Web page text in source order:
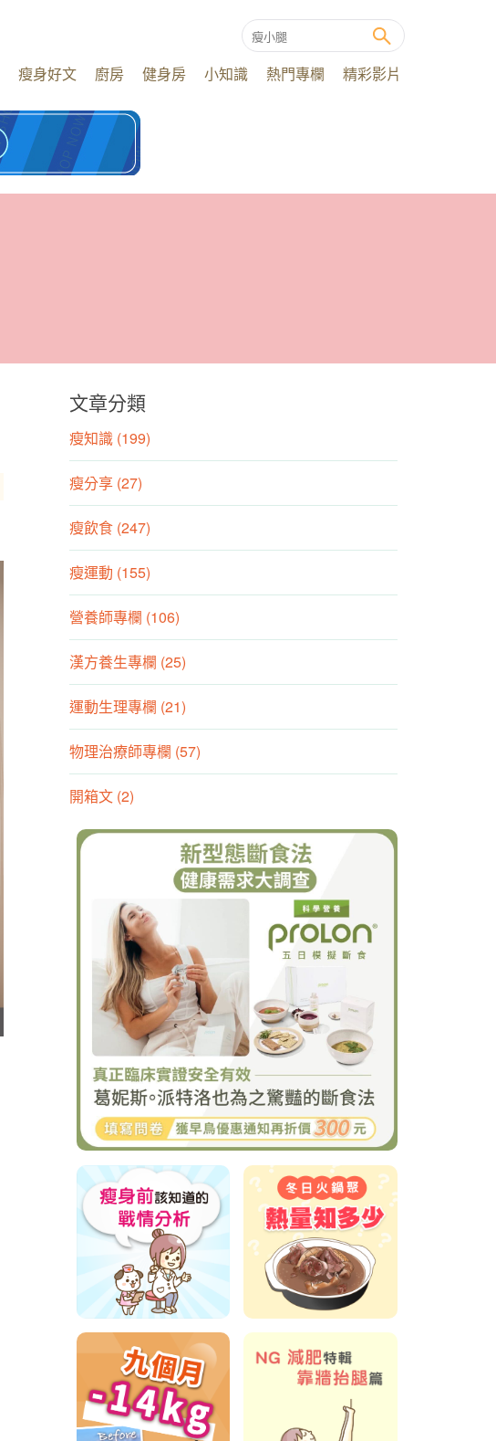
瘦身好文 廚房 健身房 小知識 熱門專欄 精彩影片
文章分類
瘦知識 (199)
瘦分享 (27)
瘦飲食 (247)
瘦運動 (155)
營養師專欄 (106)
漢方養生專欄 (25)
運動生理專欄 (21)
物理治療師專欄 (57)
開箱文 (2)